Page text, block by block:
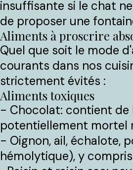
insuffisante si le chat
de proposer une
Aliments à proscrire
Quel que soit le mode
courants dans nos
strictement évités :
Aliments toxiques
- Chocolat: contient de
potentiellement mortel
- Oignon, ail, échalote,
hémolytique), y